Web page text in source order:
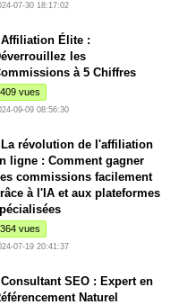
07-30 18:17:02
Affiliation Élite :
les
à 5 Chiffres
409 vues
09-09 08:56:30
La révolution de l'affiliation
ligne : Comment gagner
commissions facilement
à l'IA et aux plateformes
364 vues
07-19 20:41:37
Consultant SEO : Expert en
Naturel